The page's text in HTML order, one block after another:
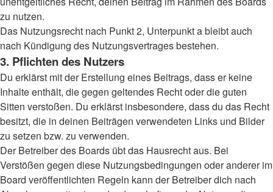
zu nutzen.
Das Nutzungsrecht nach Punkt 2, Unterpunkt a bleibt auch
nach Kündigung des Nutzungsvertrages bestehen.
3. Pflichten des Nutzers
Du erklärst mit der Erstellung eines Beitrags, dass er keine
Inhalte enthält, die gegen geltendes Recht oder die guten
Sitten verstoßen. Du erklärst insbesondere, dass du das Recht
besitzt, die in deinen Beiträgen verwendeten Links und Bilder
zu setzen bzw. zu verwenden.
Der Betreiber des Boards übt das Hausrecht aus. Bei
Verstößen gegen diese Nutzungsbedingungen oder anderer im
Board veröffentlichten Regeln kann der Betreiber dich nach